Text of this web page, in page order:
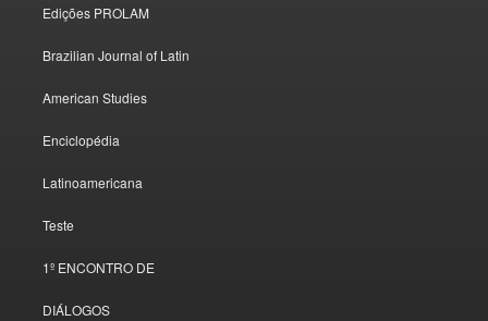
Edições PROLAM
Brazilian Journal of Latin
American Studies
Enciclopédia
Latinoamericana
Teste
1º ENCONTRO DE
DIÁLOGOS